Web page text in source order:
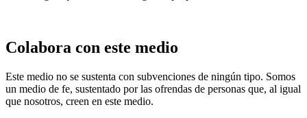
Colabora con este medio
Este medio no se sustenta con subvenciones de ningún tipo. Somos
un medio de fe, sustentado por las ofrendas de personas que, al igual
que nosotros, creen en este medio.